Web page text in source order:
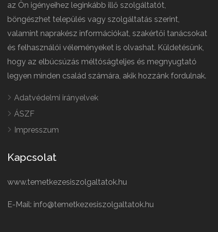
az Ön igényeihez leginkább illő szolgáltatót,
böngészhet település vagy szolgáltatás szerint,
valamint naprakész információkat, szakértői tanácsokat
és felhasználói véleményeket is olvashat. Küldetésünk,
hogy az elbúcsúzás méltóságteljes és megnyugtató
legyen minden család számára, akik hozzánk fordulnak.
Adatvédelmi irányelvek
ÁSZF
Impresszum
Kapcsolat
www.temetkezesiszolgaltatok.hu
E-Mail: info@temetkezesiszolgaltatok.hu